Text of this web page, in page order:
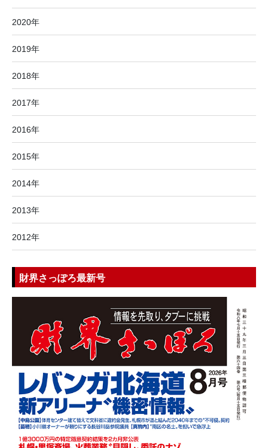
2020年
2019年
2018年
2017年
2016年
2015年
2014年
2013年
2012年
財界さっぽろ最新号